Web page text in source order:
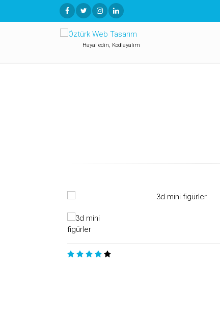
Hayal edin, Kodlayalım